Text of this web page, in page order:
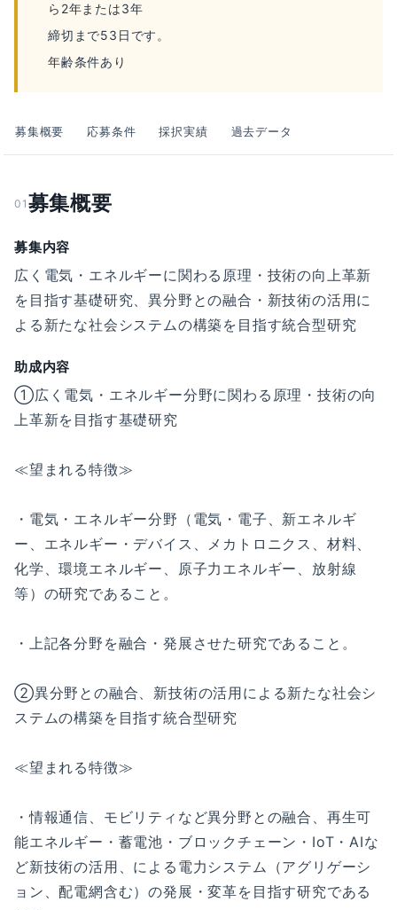
ら2年または3年
締切まで53日です。
年齢条件あり
募集概要 応募条件 採択実績 過去データ
01 募集概要
募集内容
広く電気・エネルギーに関わる原理・技術の向上革新
を目指す基礎研究、異分野との融合・新技術の活用に
よる新たな社会システムの構築を目指す統合型研究
助成内容
①広く電気・エネルギー分野に関わる原理・技術の向
上革新を目指す基礎研究
≪望まれる特徴≫
・電気・エネルギー分野（電気・電子、新エネルギ
ー、エネルギー・デバイス、メカトロニクス、材料、
化学、環境エネルギー、原子力エネルギー、放射線
等）の研究であること。
・上記各分野を融合・発展させた研究であること。
②異分野との融合、新技術の活用による新たな社会シ
ステムの構築を目指す統合型研究
≪望まれる特徴≫
・情報通信、モビリティなど異分野との融合、再生可
能エネルギー・蓄電池・ブロックチェーン・IoT・AIな
ど新技術の活用、による電力システム（アグリゲーシ
ョン、配電網含む）の発展・変革を目指す研究である